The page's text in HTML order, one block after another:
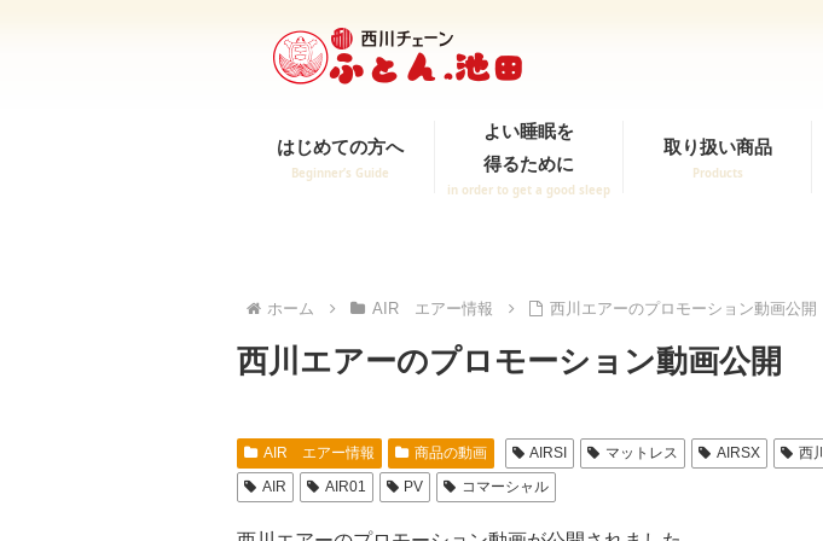
はじめての方へ
Beginner’s Guide
よい睡眠を
得るために
in order to get a good sleep
取り扱い商品
Products
ホーム AIR エアー情報 西川エアーのプロモーション動画公開
西川エアーのプロモーション動画公開
AIR エアー情報 商品の動画 AIRSI マットレス AIRSX 西川
AIR
AIR01 PV コマーシャル